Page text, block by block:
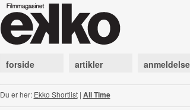
forside artikler
Du er her: Ekko Shortlist| All Time